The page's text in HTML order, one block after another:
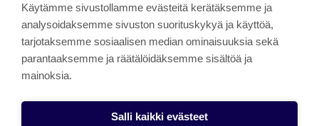
Tietoa sivuista
Evästeet
Saavutettavuusseloste
Tietosuojaseloste
Käytämme sivustollamme evästeitä kerätäksemme ja
analysoidaksemme sivuston suorituskykyä ja käyttöä,
tarjotaksemme sosiaalisen median ominaisuuksia sekä
parantaaksemme ja räätälöidäksemme sisältöä ja
mainoksia.
Salli kaikki evästeet